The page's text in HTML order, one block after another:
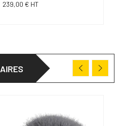
239,00 € HT